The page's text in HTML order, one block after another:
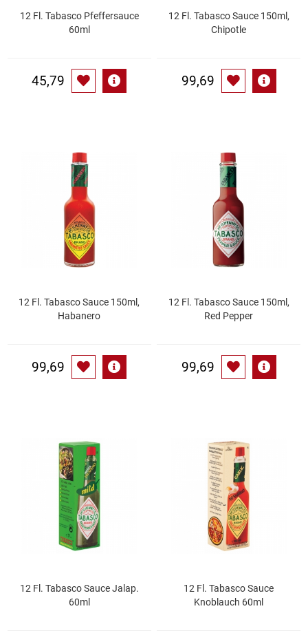
Speck / Rohschinken
Spirituosen
Tischbereich
Tischkultur
Trocken-/Backfrüchte
Waffeln / Kekse
12 Fl. Tabasco Pfeffersauce
60ml
45,79
12 Fl. Tabasco Sauce 150ml,
Chipotle
99,69
12 Fl. Tabasco Sauce 150ml,
Habanero
99,69
12 Fl. Tabasco Sauce 150ml,
Red Pepper
99,69
12 Fl. Tabasco Sauce Jalap.
60ml
12 Fl. Tabasco Sauce
Knoblauch 60ml